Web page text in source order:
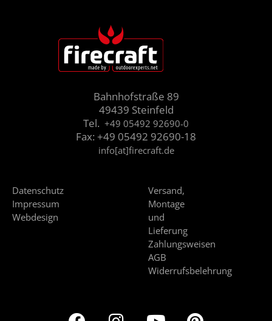
Bahnhofstraße 89
49439 Steinfeld
Tel. +49 05492 92690-0
Fax: +49 05492 92690-18
info[at]firecraft.de
Datenschutz
Impressum
Webdesign
Versand,
Montage
und
Lieferung
Zahlungsweisen
AGB
Widerrufsbelehrung